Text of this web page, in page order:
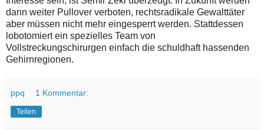
dann weiter Pullover verboten, rechtsradikale Gewalttäter
aber müssen nicht mehr eingesperrt werden. Stattdessen
lobotomiert ein spezielles Team von
Vollstreckungschirurgen einfach die schuldhaft hassenden
Gehirnregionen.
ppq 1 Kommentar:
Teilen